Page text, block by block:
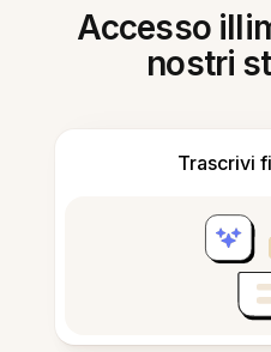
Accesso
nostri
Trascrivi